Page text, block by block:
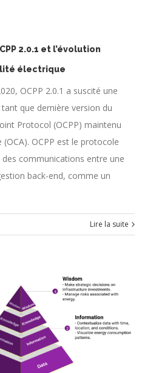
2.0.1 et l’évolution
électrique
OCPP 2.0.1 a suscité une
que dernière version du
Protocol (OCPP) maintenu
OCPP est le protocole
communications entre une
back-end, comme un
Lire la suite